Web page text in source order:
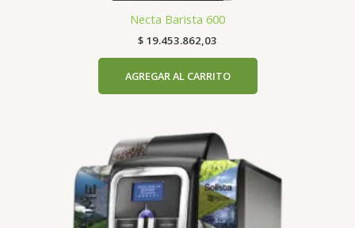
Necta Barista 600
$ 19.453.862,03
AGREGAR AL CARRITO